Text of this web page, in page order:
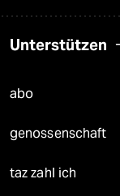
Unterstützen
abo
genossenschaft
taz zahl ich